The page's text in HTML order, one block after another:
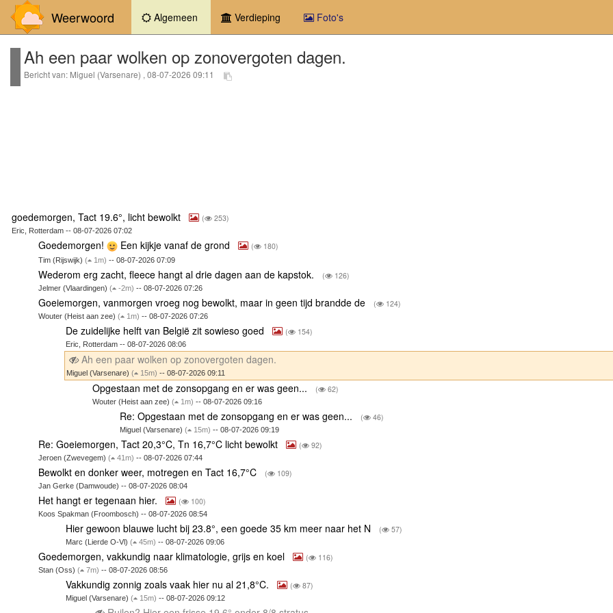
Weerwoord Algemeen (current)Verdieping Foto's
Ah een paar wolken op zonovergoten dagen.
Bericht van: Miguel (Varsenare) , 08-07-2026 09:11
goedemorgen, Tact 19.6°, licht bewolkt ( 253)
Eric, Rotterdam -- 08-07-2026 07:02
Goedemorgen! Een kijkje vanaf de grond ( 180)
Tim (Rijswijk)( 1m) -- 08-07-2026 07:09
Wederom erg zacht, fleece hangt al drie dagen aan de kapstok. ( 126)
Jelmer (Vlaardingen)( -2m) -- 08-07-2026 07:26
Goeiemorgen, vanmorgen vroeg nog bewolkt, maar in geen tijd brandde de ( 124)
Wouter (Heist aan zee)( 1m) -- 08-07-2026 07:26
De zuidelijke helft van België zit sowieso goed ( 154)
Eric, Rotterdam -- 08-07-2026 08:06
Ah een paar wolken op zonovergoten dagen.
Miguel (Varsenare) ( 15m) -- 08-07-2026 09:11
Opgestaan met de zonsopgang en er was geen... ( 62)
Wouter (Heist aan zee)( 1m) -- 08-07-2026 09:16
Re: Opgestaan met de zonsopgang en er was geen... ( 46)
Miguel (Varsenare) ( 15m) -- 08-07-2026 09:19
Re: Goeiemorgen, Tact 20,3°C, Tn 16,7°C licht bewolkt ( 92)
Jeroen (Zwevegem)( 41m) -- 08-07-2026 07:44
Bewolkt en donker weer, motregen en Tact 16,7°C ( 109)
Jan Gerke (Damwoude) -- 08-07-2026 08:04
Het hangt er tegenaan hier. ( 100)
Koos Spakman (Froombosch) -- 08-07-2026 08:54
Hier gewoon blauwe lucht bij 23.8°, een goede 35 km meer naar het N ( 57)
Marc (Lierde O-Vl) ( 45m) -- 08-07-2026 09:06
Goedemorgen, vakkundig naar klimatologie, grijs en koel ( 116)
Stan (Oss)( 7m) -- 08-07-2026 08:56
Vakkundig zonnig zoals vaak hier nu al 21,8°C. ( 87)
Miguel (Varsenare) ( 15m) -- 08-07-2026 09:12